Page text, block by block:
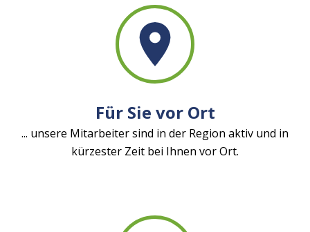
Für Sie vor Ort
... unsere Mitarbeiter sind in der Region aktiv und in
kürzester Zeit bei Ihnen vor Ort.